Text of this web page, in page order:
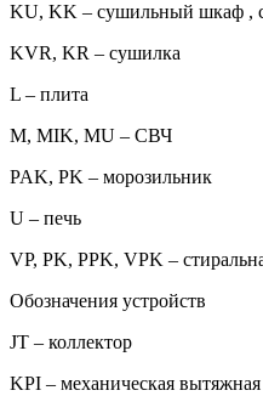
KU, KK – сушильный шкаф ,
KVR, KR – сушилка
L – плита
M, MIK, MU – СВЧ
PAK, PK – морозильник
U – печь
VP, PK, PPK, VPK –
Обозначения устройств
JT – коллектор
KPI – механическая